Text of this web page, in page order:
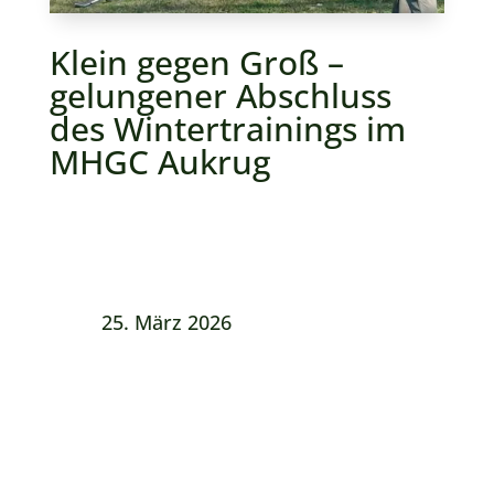
Klein gegen Groß –
gelungener Abschluss
des Wintertrainings im
MHGC Aukrug
25. März 2026